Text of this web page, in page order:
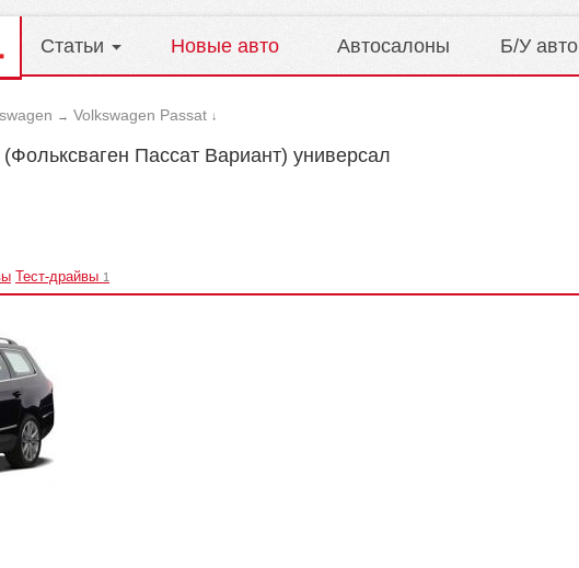
Статьи Новые авто Автосалоны Б/У авто
→ Volkswagen Passat ↓
Пассат Вариант) универсал
Тест-драйвы 1